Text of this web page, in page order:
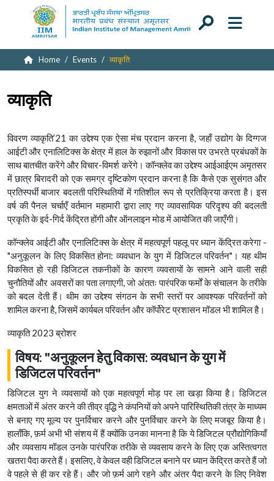
Home Events व्याकृति
व्याकृति
विवरणव्याकृति’21 का उद्देश्य एक ऐसा मंच प्रदान करना है, जहाँ उद्योग के दिग्गज
आईटी और एनालिटिक्स के क्षेत्र में हाल के रुझानों और विकास पर उभरते प्रबंधकों के
साथ बातचीत करेंगे और विचार-विमर्श करेंगे। कॉन्क्लेव का उद्देश्य आईआईएम अमृतसर
में छात्र बिरादरी को एक समग्र दृष्टिकोण प्रदान करना है कि कैसे एक सुसंगत और
प्रतिस्पर्धी बाजार बदलती परिस्थितियों में गतिशील रूप से प्रतिक्रिया करता है। इस
वर्ष की पैनल चर्चाएँ वर्तमान महामारी द्वारा लाए गए व्यावसायिक परिदृश्य की बदलती
प्रकृति के इर्द-गिर्द केंद्रित होंगी और ऑनलाइन मोड में आयोजित की जाएँगी।
कॉन्क्लेव आईटी और एनालिटिक्स के क्षेत्र में महत्वपूर्ण पहलू पर ध्यान केंद्रित करेगा -
"अनुकूलन के लिए विकसित होना: व्यवधान के युग में डिजिटल परिवर्तन"। यह थीम
विकसित हो रही डिजिटल तकनीकों के कारण व्यवसायों के सामने आने वाली सही
चुनौतियों और अवसरों का पता लगाएगी, जो अंततः पारंपरिक फर्मों के संचालन के तरीके
को बदल देती हैं। थीम का उद्देश्य संगठन के सभी स्तरों पर आवश्यक परिवर्तनों को
शामिल करना है, जिसमें कार्यबल परिवर्तन और कॉर्पोरेट प्रशासन मॉडल भी शामिल है।
व्याकृति 2023 ब्रोशर
विषय: "अनुकूलन हेतु विकास: व्यवधान के युग में
डिजिटल परिवर्तन"
डिजिटल युग ने व्यवसायों को एक महत्वपूर्ण मोड़ पर ला खड़ा किया है। डिजिटल
क्षमताओं में अंतर करने की तीव्र वृद्धि ने कंपनियों को अपने पारिस्थितिकी तंत्र के माध्यम
से बनाए गए मूल्य पर पुनर्विचार करने और पुनर्विचार करने के लिए मजबूर किया है।
हालाँकि, फ़र्म अभी भी संशय में हैं क्योंकि उनका मानना ​​है कि ये डिजिटल प्रौद्योगिकियाँ
और व्यवसाय मॉडल उनके पारंपरिक तरीके से व्यवसाय करने के लिए एक अस्तित्वगत
खतरा पैदा करते हैं। इसलिए, वे केवल वही डिजिटल बनाने पर ध्यान केंद्रित करते हैं जो
वे पहले से ही कर रहे हैं। और जो फ़र्म आगे रहने और अंतर पैदा करने के लिए निवेश